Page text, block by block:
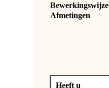
Bewerkingswijze
Afmetingen
Heeft u